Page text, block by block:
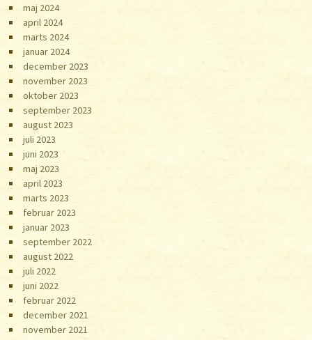
maj 2024
april 2024
marts 2024
januar 2024
december 2023
november 2023
oktober 2023
september 2023
august 2023
juli 2023
juni 2023
maj 2023
april 2023
marts 2023
februar 2023
januar 2023
september 2022
august 2022
juli 2022
juni 2022
februar 2022
december 2021
november 2021